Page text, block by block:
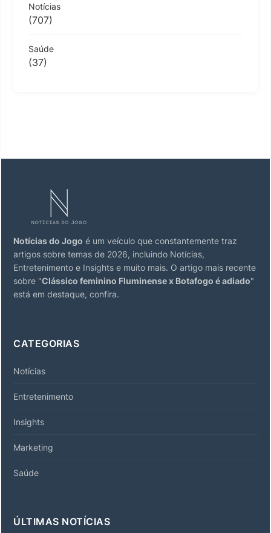
Notícias
(707)
Saúde
(37)
Notícias do Jogo é um veículo que constantemente traz
artigos sobre temas de 2026, incluindo Notícias,
Entretenimento e Insights e muito mais. O artigo mais recente
sobre "Clássico feminino Fluminense x Botafogo é adiado"
está em destaque, confira.
CATEGORIAS
Notícias
Entretenimento
Insights
Marketing
Saúde
ÚLTIMAS NOTÍCIAS